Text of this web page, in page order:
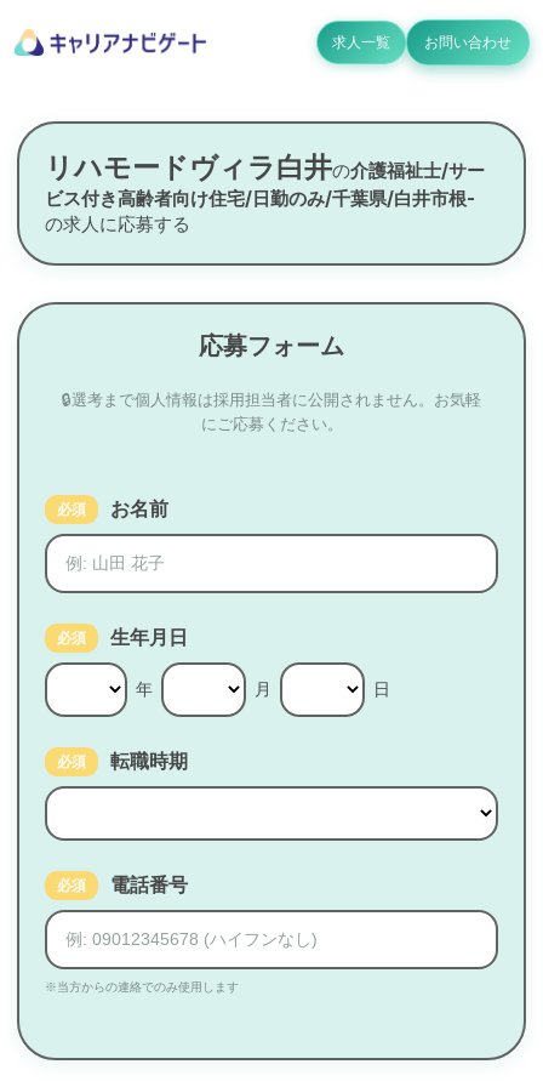
求人一覧 お問い合わせ
リハモードヴィラ白井の介護福祉士/サー
ビス付き高齢者向け住宅/日勤のみ/千葉県/白井市根-
の求人に応募する
応募フォーム
🔒選考まで個人情報は採用担当者に公開されません。お気軽
にご応募ください。
必須 お名前
必須 生年月日
年 月 日
必須 転職時期
必須 電話番号
※当方からの連絡でのみ使用します